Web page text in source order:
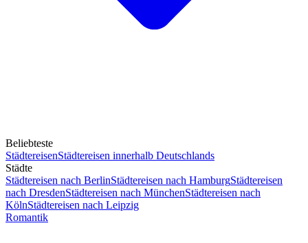
Beliebteste
StädtereisenStädtereisen innerhalb Deutschlands
Städte
Städtereisen nach BerlinStädtereisen nach HamburgStädtereisen
nach DresdenStädtereisen nach MünchenStädtereisen nach
KölnStädtereisen nach Leipzig
Romantik